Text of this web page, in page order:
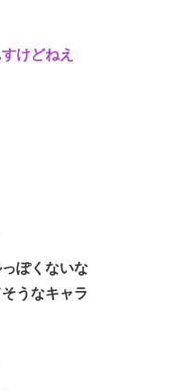
けどねえ
ぽくないな
うなキャラ